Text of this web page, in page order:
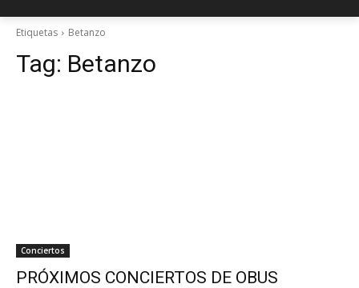
Etiquetas Betanzo
Tag: Betanzo
Conciertos
PRÓXIMOS CONCIERTOS DE OBUS